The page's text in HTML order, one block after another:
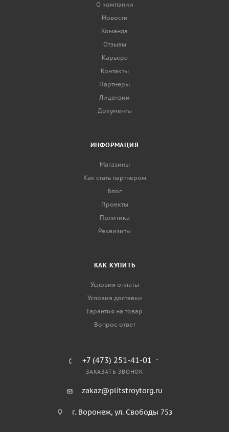
О компании
Новости
Команда
Отзывы
Карьера
Контакты
Партнеры
Лицензии
Документы
ИНФОРМАЦИЯ
Магазины
Как стать партнером
Блог
Проекты
Политика
Реквизиты
КАК КУПИТЬ
Условия оплаты
Условия доставки
Гарантия на товар
Вопрос-ответ
+7 (473) 251-41-01
ЗАКАЗАТЬ ЗВОНОК
zakaz@plitstroytorg.ru
г. Воронеж, ул. Свободы 75з